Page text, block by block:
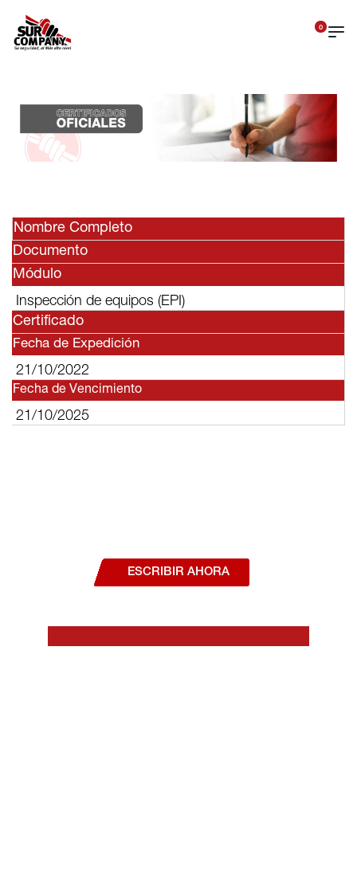
0
Nombre Completo
Documento
Módulo
Inspección de equipos (EPI)
Certificado
Fecha de Expedición
21/10/2022
Fecha de Vencimiento
21/10/2025
ESCRIBIR AHORA